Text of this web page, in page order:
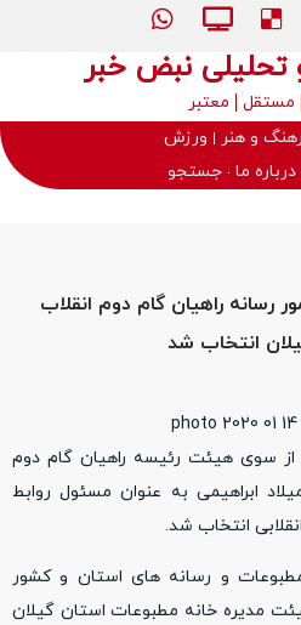
تحلیلی نبض خبر
مستقل
معتبر
و هنر
ورزش
درباره ما جستجو
رسانه راهیان گام دوم انقلاب
انتخاب شد
سوی هیئت رئیسه راهیان گام دوم
ابراهیمی به عنوان مسئول روابط
انتخاب شد.
از ۱۴ سال در مطبوعات و رسانه های استان و کشور
مدیره خانه مطبوعات استان گیلان